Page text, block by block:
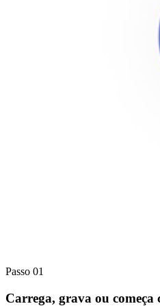
Passo 01
Carrega, grava ou começa